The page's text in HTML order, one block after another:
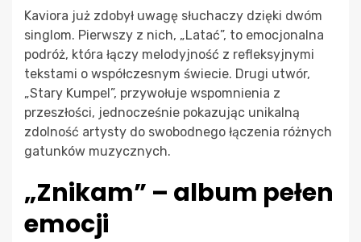
Kaviora już zdobył uwagę słuchaczy dzięki dwóm
singlom. Pierwszy z nich, „Latać”, to emocjonalna
podróż, która łączy melodyjność z refleksyjnymi
tekstami o współczesnym świecie. Drugi utwór,
„Stary Kumpel”, przywołuje wspomnienia z
przeszłości, jednocześnie pokazując unikalną
zdolność artysty do swobodnego łączenia różnych
gatunków muzycznych.
„Znikam” – album pełen
emocji